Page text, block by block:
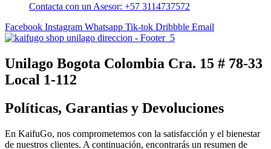
Contacta con un Asesor: +57 3114737572
Facebook Instagram Whatsapp Tik-tok Dribbble Email
Unilago Bogota Colombia Cra. 15 # 78-33
Local 1-112
Políticas, Garantias y Devoluciones
En KaifuGo, nos comprometemos con la satisfacción y el bienestar
de nuestros clientes. A continuación, encontrarás un resumen de